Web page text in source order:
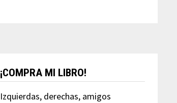
¡COMPRA MI LIBRO!
Izquierdas, derechas, amigos